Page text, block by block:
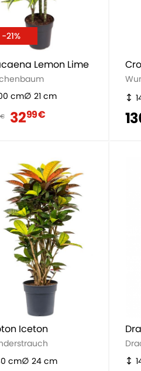
-21%
Lemon Lime
cm
21 cm
3299 €
Iceton
cm
24 cm